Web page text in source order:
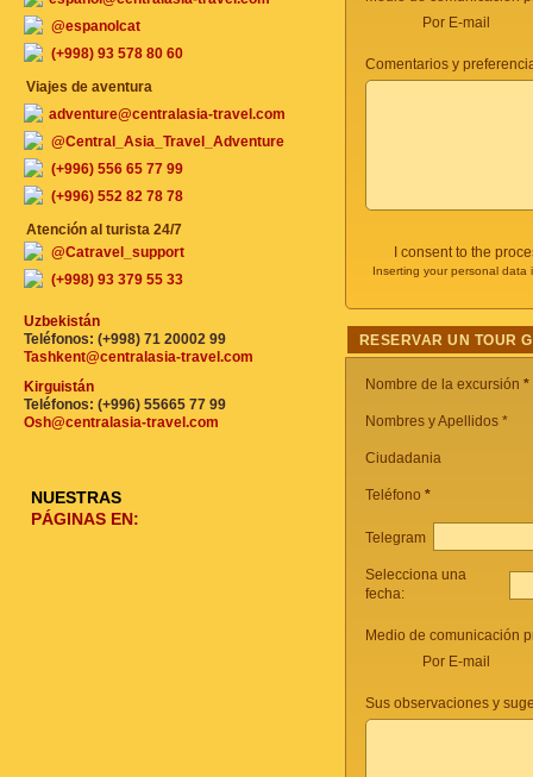
Por E-mail
Comentarios y
I consent to the
Inserting your personal
RESERVAR UN TOUR
Nombre de la excursión *
Nombres y Apellidos *
Ciudadania
Teléfono *
Telegram
Selecciona una
fecha:
Medio de comunicación
Por E-mail
Sus observaciones y
@espanolcat
(+998) 93 578 80 60
Viajes de aventura
adventure@centralasia-travel.com
@Central_Asia_Travel_Adventure
(+996) 556 65 77 99
(+996) 552 82 78 78
Atención al turista 24/7
@Catravel_support
(+998) 93 379 55 33
Uzbekistán
Teléfonos: (+998) 71 20002 99
Tashkent@centralasia-travel.com
Kirguistán
Teléfonos: (+996) 55665 77 99
Osh@centralasia-travel.com
NUESTRAS
PÁGINAS EN: